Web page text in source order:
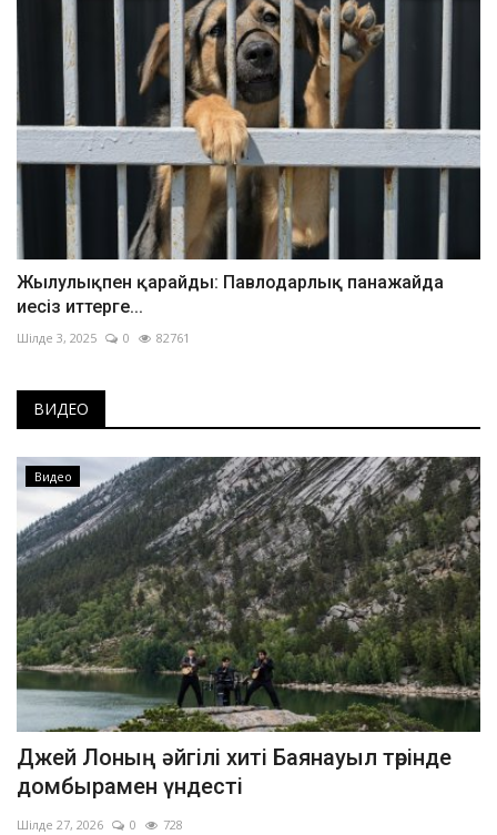
Жылулықпен қарайды: Павлодарлық панажайда
иесіз иттерге...
Шілде 3, 2025 0 82761
ВИДЕО
Видео
Джей Лоның әйгілі хиті Баянауыл төрінде
домбырамен үндесті
Шілде 27, 2026 0 728